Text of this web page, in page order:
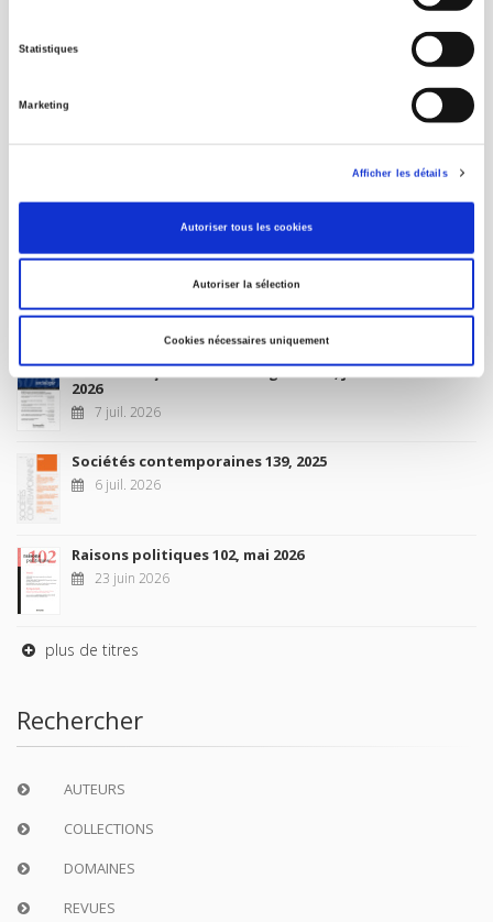
Statistiques
Marketing
Afficher les détails
Autoriser tous les cookies
Autoriser la sélection
Cookies nécessaires uniquement
À paraître
Revue française de science politique 76-2, avril-juin
10 juil. 2026
Revue française de sociologie 66 3/4, juillet-décembre
2026
7 juil. 2026
Sociétés contemporaines 139, 2025
6 juil. 2026
Raisons politiques 102, mai 2026
23 juin 2026
plus de titres
Rechercher
AUTEURS
COLLECTIONS
DOMAINES
REVUES